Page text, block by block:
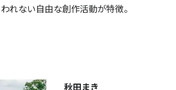
れない自由な創作活動が特徴。
秋田まき